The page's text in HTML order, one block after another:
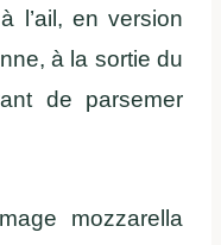
l’ail, en version
à la sortie du
de parsemer
mozzarella